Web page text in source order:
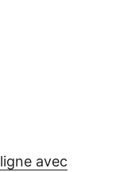
avec